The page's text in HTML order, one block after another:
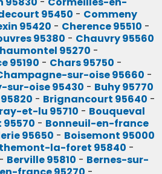
95450 - Commeny
95420 - Cherence 95510 -
95380 - Chauvry 95560
95270 -
95190 - Chars 95750 -
sur-oise 95660 -
sur-oise 95430 - Buhy 95770
- Brignancourt 95640 -
et-lu 95710 - Bouqueval
- Bonneuil-en-france
95650 - Boisemont 95000
la-foret 95840 -
- Berville 95810 - Bernes-sur-